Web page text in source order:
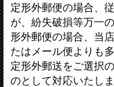
定形外郵便の場合、
が、紛失破損等万一
形外郵便の場合、当
たはメール便よりも
定形外郵送をご選択
のとして対応いたし